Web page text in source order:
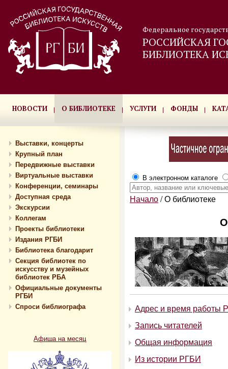
Федеральное
РОССИЙСКАЯ
БИБЛИОТЕКА
НОВОСТИ О БИБЛИОТЕКЕ УСЛУГИ ФОНДЫ
Выставки, концерты
Крупный план
Передвижные выставки
Виртуальные выставки
Конференции, семинары
Доступная среда
Экскурсии
Коллегам
Проекты библиотеки
Издания РГБИ
Библиотека благодарит
Секция библиотек по
искусству и музейных
библиотек РБА
Официальные документы
РГБИ
Спроси библиографа
Афиша на месяц
В электронном каталоге
Начало/О библиотеке
Адрес и время работы
Запись читателей
Общая информация
Из истории РГБИ